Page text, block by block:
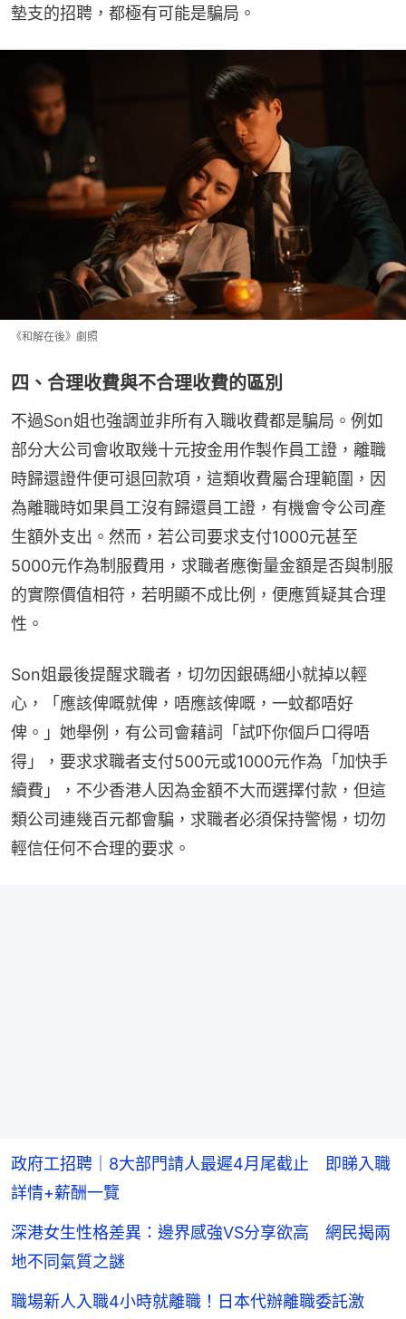
墊支的招聘，都極有可能是騙局。
《和解在後》劇照
四、合理收費與不合理收費的區別
不過Son姐也強調並非所有入職收費都是騙局。例如
部分大公司會收取幾十元按金用作製作員工證，離職
時歸還證件便可退回款項，這類收費屬合理範圍，因
為離職時如果員工沒有歸還員工證，有機會令公司產
生額外支出。然而，若公司要求支付1000元甚至
5000元作為制服費用，求職者應衡量金額是否與制服
的實際價值相符，若明顯不成比例，便應質疑其合理
性。
Son姐最後提醒求職者，切勿因銀碼細小就掉以輕
心，「應該俾嘅就俾，唔應該俾嘅，一蚊都唔好
俾。」她舉例，有公司會藉詞「試吓你個戶口得唔
得」，要求求職者支付500元或1000元作為「加快手
續費」，不少香港人因為金額不大而選擇付款，但這
類公司連幾百元都會騙，求職者必須保持警惕，切勿
輕信任何不合理的要求。
政府工招聘｜8大部門請人最遲4月尾截止 即睇入職
詳情+薪酬一覽
深港女生性格差異：邊界感強VS分享欲高 網民揭兩
地不同氣質之謎
職場新人入職4小時就離職！日本代辦離職委託激